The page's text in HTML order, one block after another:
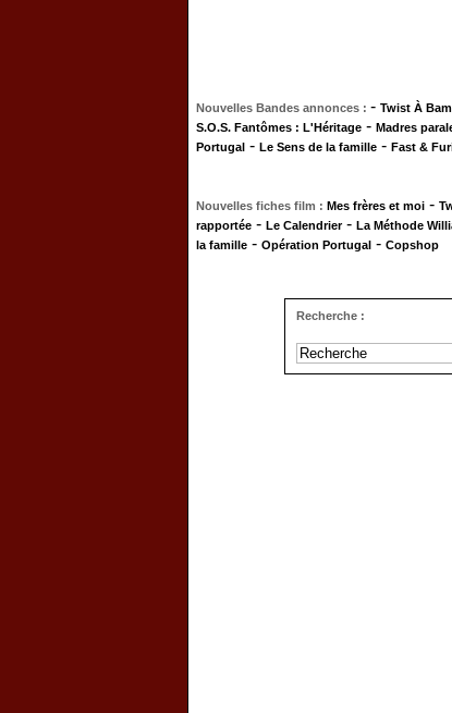
Nouvelles Bandes annonces : - Twist À
S.O.S. Fantômes : L'Héritage - Madres
Portugal - Le Sens de la famille - Fast &
Nouvelles fiches film : Mes frères et moi -
rapportée - Le Calendrier- La Méthode
la famille - Opération Portugal - Copshop
Recherche :